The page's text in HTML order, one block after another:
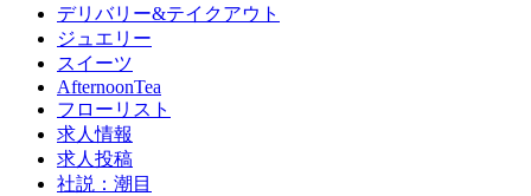
デリバリー&テイクアウト
ジュエリー
スイーツ
AfternoonTea
フローリスト
求人情報
求人投稿
社説：潮目